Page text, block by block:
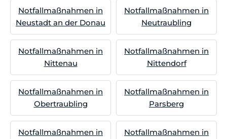
Notfallmaßnahmen in
Neustadt an der Donau
Notfallmaßnahmen in
Neutraubling
Notfallmaßnahmen in
Nittenau
Notfallmaßnahmen in
Nittendorf
Notfallmaßnahmen in
Obertraubling
Notfallmaßnahmen in
Parsberg
Notfallmaßnahmen in
Notfallmaßnahmen in